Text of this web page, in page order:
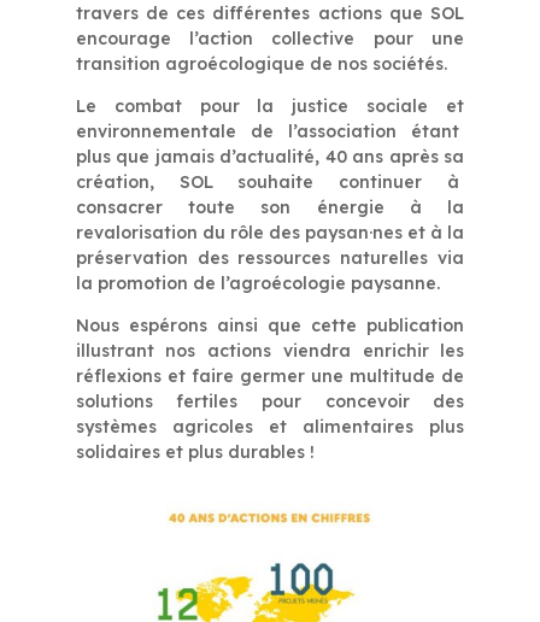
travers de ces différentes actions que SOL
encourage l’action collective pour une
transition agroécologique de nos sociétés.
Le combat pour la justice sociale et
environnementale de l’association étant
plus que jamais d’actualité, 40 ans après sa
création, SOL souhaite continuer à
consacrer toute son énergie à la
revalorisation du rôle des paysan·nes et à la
préservation des ressources naturelles via
la promotion de l’agroécologie paysanne.
Nous espérons ainsi que cette publication
illustrant nos actions viendra enrichir les
réflexions et faire germer une multitude de
solutions fertiles pour concevoir des
systèmes agricoles et alimentaires plus
solidaires et plus durables !